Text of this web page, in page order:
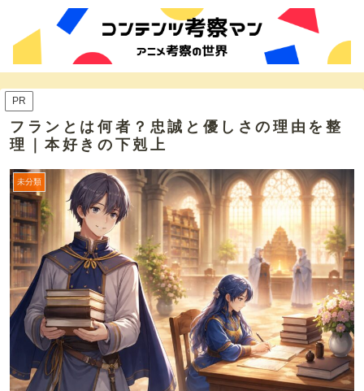
PR
フランとは何者？忠誠と優しさの理由を整
理｜本好きの下剋上
未分類